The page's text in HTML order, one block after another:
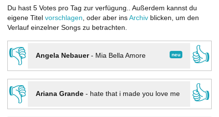
Du hast 5 Votes pro Tag zur verfügung.. Außerdem kannst du
eigene Titel vorschlagen, oder aber ins Archiv blicken, um den
Verlauf einzelner Songs zu betrachten.
👎 neu
Angela Nebauer- Mia Bella Amore
👍
👎
Ariana Grande- hate that i made you love me
👍